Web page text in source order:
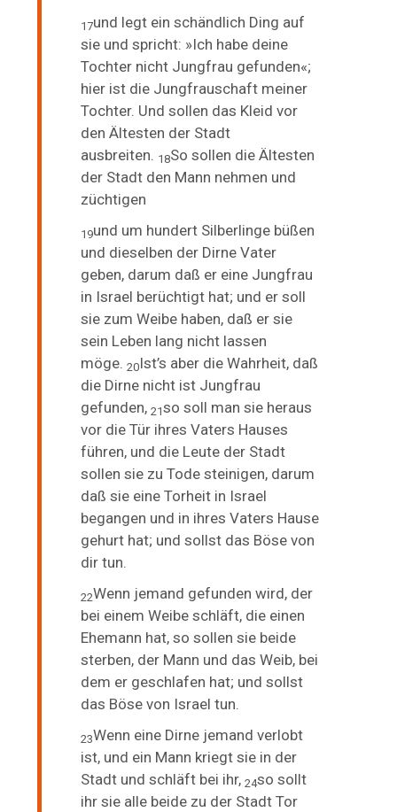
17und legt ein schändlich Ding auf
sie und spricht: »Ich habe deine
Tochter nicht Jungfrau gefunden«;
hier ist die Jungfrauschaft meiner
Tochter. Und sollen das Kleid vor
den Ältesten der Stadt
ausbreiten. 18So sollen die Ältesten
der Stadt den Mann nehmen und
züchtigen
19und um hundert Silberlinge büßen
und dieselben der Dirne Vater
geben, darum daß er eine Jungfrau
in Israel berüchtigt hat; und er soll
sie zum Weibe haben, daß er sie
sein Leben lang nicht lassen
möge.20Ist’s aber die Wahrheit, daß
die Dirne nicht ist Jungfrau
gefunden,21so soll man sie heraus
vor die Tür ihres Vaters Hauses
führen, und die Leute der Stadt
sollen sie zu Tode steinigen, darum
daß sie eineTorheit in Israel
begangen und in ihres Vaters Hause
gehurt hat; und sollst das Böse von
dir tun.
22Wenn jemand gefunden wird, der
bei einemWeibe schläft, die einen
Ehemann hat, so sollen sie beide
sterben, der Mann und das Weib, bei
dem er geschlafen hat; und sollst
das Böse von Israel tun.
23Wenn eine Dirne jemand verlobt
ist, und ein Mann kriegt sie in der
Stadt und schläft bei ihr,24so sollt
ihr sie alle beide zu der Stadt Tor